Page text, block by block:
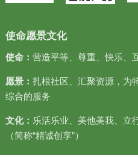
使命愿景文化
使命： 营造平等、尊重、快乐、
愿景： 扎根社区、汇聚资源，为
综合的服务
文化： 乐活乐业、美他美我、立
（简称“精诚创享”）